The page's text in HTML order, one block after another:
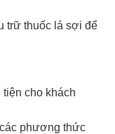
trữ thuốc lá sợi để
tiện cho khách
phương thức